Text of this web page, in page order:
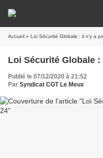
Accueil » Loi Sécurité Globale : il n’y a
Loi Sécurité Globale :
Publié le 07/12/2020 à 21:52
Par Syndicat CGT Le Meux